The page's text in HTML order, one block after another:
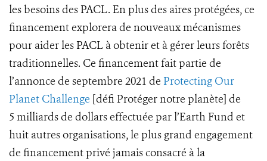
les besoins des PACL. En plus des aires protégées, ce
financement explorera de nouveaux mécanismes
pour aider les PACL à obtenir et à gérer leurs forêts
traditionnelles. Ce financement fait partie de
l’annonce de septembre 2021 de Protecting Our
Planet Challenge [défi Protéger notre planète] de
5 milliards de dollars effectuée par l’Earth Fund et
huit autres organisations, le plus grand engagement
de financement privé jamais consacré à la